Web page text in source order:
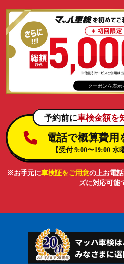
クーポンを表示
※お手元に車検証をご用意の上お電
ズに対応可能